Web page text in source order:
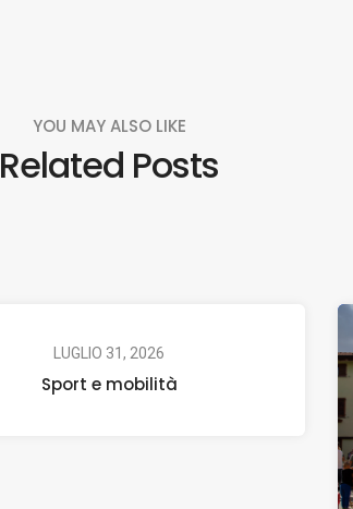
YOU MAY ALSO LIKE
Related Posts
LUGLIO 31, 2026
Sport e mobilità